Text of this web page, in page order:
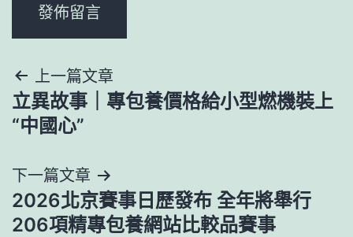
文
章
覽
上一篇文章
立異故事｜專包養價格給小型燃機裝上
“中國心”
下一篇文章
2026北京賽事日歷發布 全年將舉行
206項精專包養網站比較品賽事